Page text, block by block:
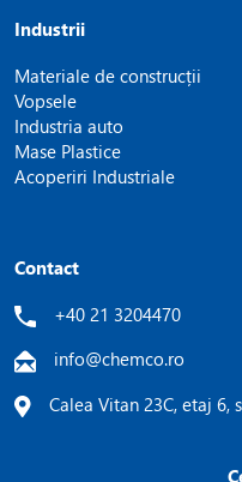
Industrii
Materiale de construcții
Vopsele
Industria auto
Mase Plastice
Acoperiri Industriale
Contact
+40 21 3204470
info@chemco.ro
Calea Vitan 23C, etaj 6,